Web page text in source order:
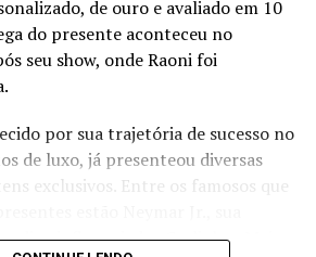
de ouro e avaliado em 10
do presente aconteceu no
seu show, onde Raoni foi
por sua trajetória de sucesso no
de luxo, já presenteou diversas
exclusivos. Entre os famosos que
o influenciador Carlinhos Maia,